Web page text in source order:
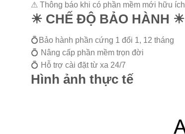
⚠ Thông báo khi có phần mềm mới hữu ích
☀ CHẾ ĐỘ BẢO HÀNH ☀
💍Bảo hành phần cứng 1 đổi 1, 12 tháng
💍 Nâng cấp phần mềm trọn đời
💍 Hỗ trợ cài đặt từ xa 24/7
Hình ảnh thực tế